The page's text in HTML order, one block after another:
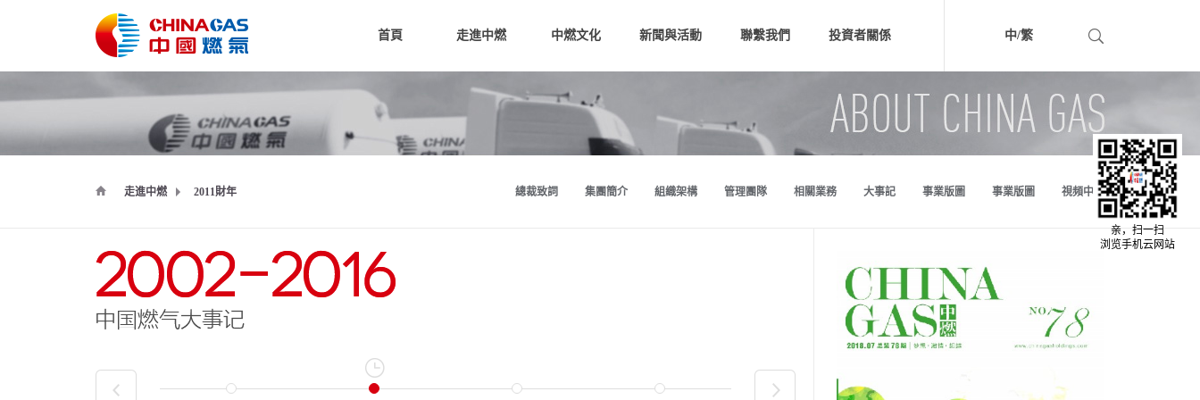
首頁 走進中燃 中燃文化 新聞與活動 聯繫我們 投資者關係 中/繁
走進中燃 2011財年 總裁致詞 集團簡介 組織架構 管理團隊 相關業務 大事記 事業版圖 事業版圖 視頻中心
亲，扫一扫
浏览手机云网站